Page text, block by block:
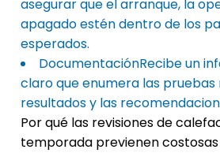
asegurar que el arranque, la
apagado estén dentro de los
esperados.
DocumentaciónRecibe un
claro que enumera las pruebas
resultados y las
Por qué las revisiones de
temporada previenen